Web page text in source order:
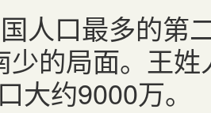
人口最多的第
少的局面。王
大约9000万。